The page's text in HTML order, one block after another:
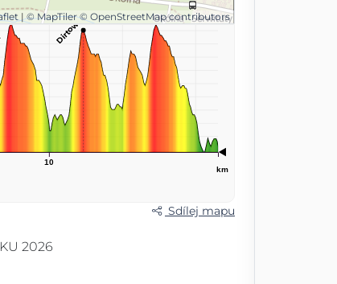
| © MapTiler © OpenStreetMap contributors
10
km
Dirtowa Góra
Sdílej mapu
2026